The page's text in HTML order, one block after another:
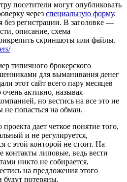
посетители могут опубликовать
через специальную форму.
без регистрации. В заголовке —
описание, схема
скриншоты или файлы.
типичного брокерского
для выманивания денег
этот сайт всего пару месяцев
активно, называя
но вестись на все это не
не попасться на обман.
дает четкое понятие того,
и не регулируется,
с этой конторой не стоит. На
контакты липовые, ведь вести
никто не собирается,
на предложения этого
будут потеряны.